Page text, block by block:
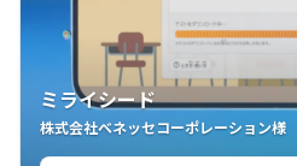
ミライシード
株式会社ベネッセコーポレーション様